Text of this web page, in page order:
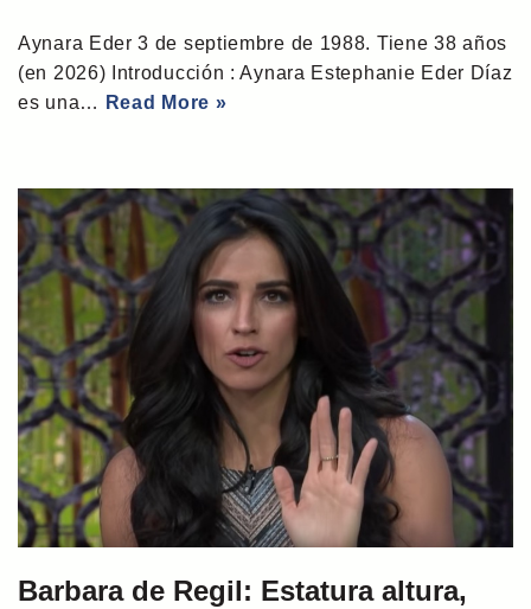
Aynara Eder 3 de septiembre de 1988. Tiene 38 años
(en 2026) Introducción : Aynara Estephanie Eder Díaz
es una…
Read More »
Barbara de Regil: Estatura altura,